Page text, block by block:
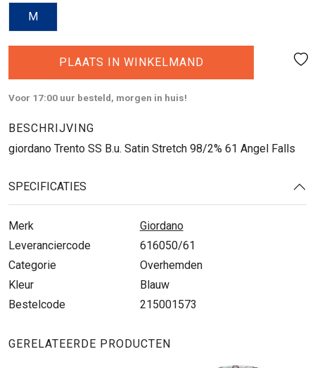
M
PLAATS IN WINKELMAND
Voor 17:00 uur besteld, morgen in huis!
BESCHRIJVING
giordano Trento SS B.u. Satin Stretch 98/2% 61 Angel Falls
SPECIFICATIES
Merk
Giordano
Leveranciercode
616050/61
Categorie
Overhemden
Kleur
Blauw
Bestelcode
215001573
GERELATEERDE PRODUCTEN